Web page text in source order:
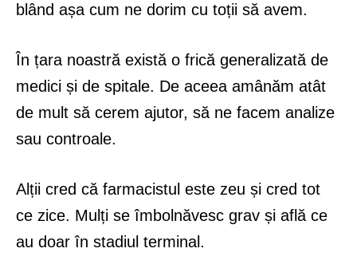
blând așa cum ne dorim cu toții să avem.
În țara noastră există o frică generalizată de
medici și de spitale. De aceea amânăm atât
de mult să cerem ajutor, să ne facem analize
sau controale.
Alții cred că farmacistul este zeu și cred tot
ce zice. Mulți se îmbolnăvesc grav și află ce
au doar în stadiul terminal.